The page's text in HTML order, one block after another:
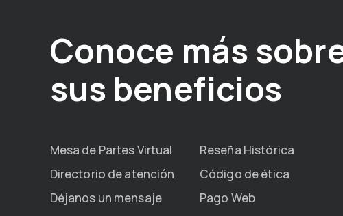
Conoce más
sus beneficios
Mesa de Partes Virtual
Reseña Histórica
Directorio de atención
Código de ética
Déjanos un mensaje
Pago Web